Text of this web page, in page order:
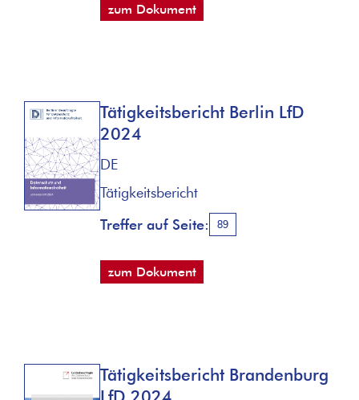
zum Dokument
Tätigkeitsbericht Berlin LfD
2024
DE
Tätigkeitsbericht
Treffer auf Seite:
89
zum Dokument
Tätigkeitsbericht Brandenburg